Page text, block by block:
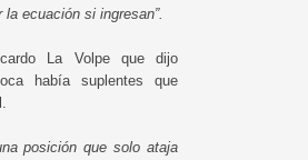
ecuación si ingresan”.
La Volpe que dijo
había suplentes que
posición que solo ataja